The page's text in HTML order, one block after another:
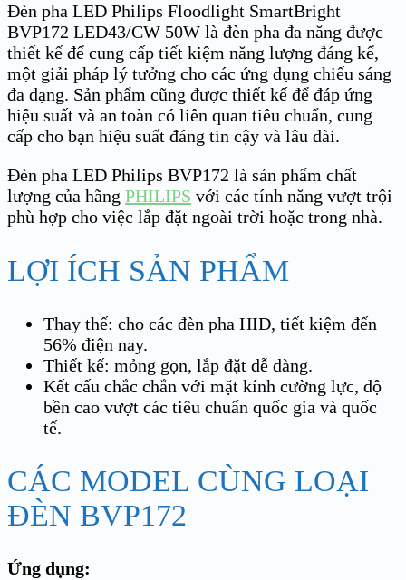
Đèn pha LED Philips Floodlight SmartBright
BVP172 LED43/CW 50W là đèn pha đa năng được
thiết kế để cung cấp tiết kiệm năng lượng đáng kể,
một giải pháp lý tưởng cho các ứng dụng chiếu sáng
đa dạng. Sản phẩm cũng được thiết kế để đáp ứng
hiệu suất và an toàn có liên quan tiêu chuẩn, cung
cấp cho bạn hiệu suất đáng tin cậy và lâu dài.
Đèn pha LED Philips BVP172 là sản phẩm chất
lượng của hãng PHILIPS với các tính năng vượt trội
phù hợp cho việc lắp đặt ngoài trời hoặc trong nhà.
LỢI ÍCH SẢN PHẨM
Thay thế: cho các đèn pha HID, tiết kiệm đến
56% điện nay.
Thiết kế: mỏng gọn, lắp đặt dễ dàng.
Kết cấu chắc chắn với mặt kính cường lực, độ
bền cao vượt các tiêu chuẩn quốc gia và quốc
tế.
CÁC MODEL CÙNG LOẠI
ĐÈN BVP172
Ứng dụng: